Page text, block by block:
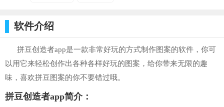
软件介绍
拼豆创造者app是一款非常好玩的方式制作图案的软件，你可
以用它来轻松创作出各种各样好玩的图案，给你带来无限的趣
味，喜欢拼豆图案的你不要错过哦。
拼豆创造者app简介：